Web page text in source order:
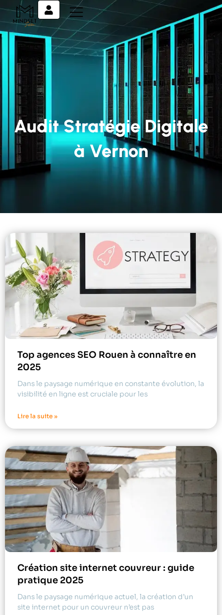
Audit Stratégie Digitale
à Vernon
Top agences SEO Rouen à connaître en
2025
Dans le paysage numérique en constante évolution, la
visibilité en ligne est cruciale pour les
Lire la suite »
Création site internet couvreur : guide
pratique 2025
Dans le paysage numérique actuel, la création d’un
site internet pour un couvreur n’est pas